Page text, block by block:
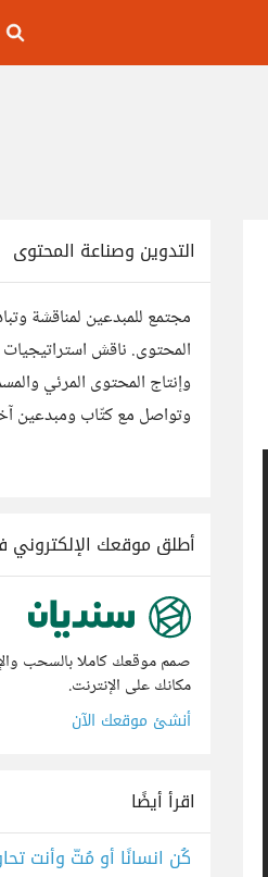
التدوين وصناعة المحتوى
مجتمع للمبدعين لمناقشة
المحتوى. ناقش
وإنتاج المحتوى المرئي
وتواصل مع كتّاب ومبدعين
أطلق موقعك
صمم موقعك كاملا بالسحب
مكانك على الإنترنت.
أنشئ موقعك الآن
اقرأ أيضًا
كُن انسانًا أو مُتّ وأنت